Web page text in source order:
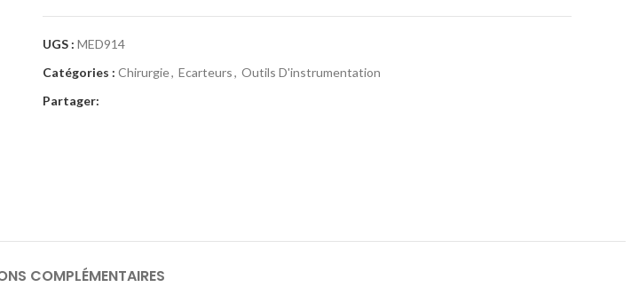
UGS : MED914
Catégories : Chirurgie, Ecarteurs, Outils D'instrumentation
Partager:
COMPLÉMENTAIRES